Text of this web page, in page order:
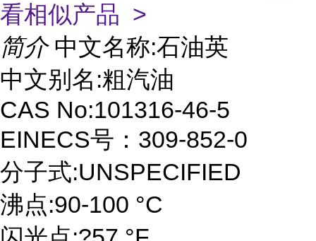
看相似产品 >
简介 中文名称:石油英
中文别名:粗汽油
CAS No:101316-46-5
EINECS号：309-852-0
分子式:UNSPECIFIED
沸点:90-100 °C